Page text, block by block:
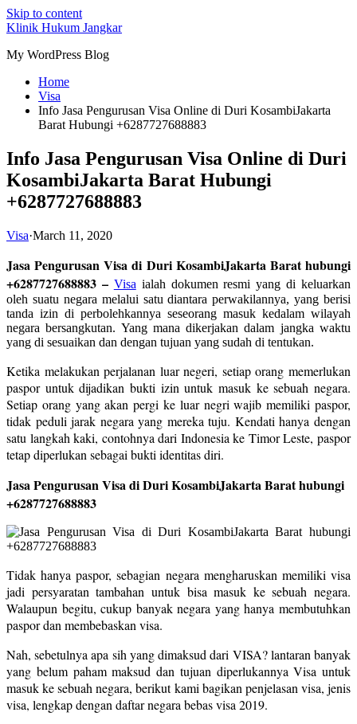
Skip to content
Klinik Hukum Jangkar
My WordPress Blog
Home
Visa
Info Jasa Pengurusan Visa Online di Duri KosambiJakarta
Barat Hubungi +6287727688883
Info Jasa Pengurusan Visa Online di Duri
KosambiJakarta Barat Hubungi
+6287727688883
Visa·March 11, 2020
Jasa Pengurusan Visa di Duri KosambiJakarta Barat hubungi
+6287727688883 – Visa ialah dokumen resmi yang di keluarkan
oleh suatu negara melalui satu diantara perwakilannya, yang berisi
tanda izin di perbolehkannya seseorang masuk kedalam wilayah
negara bersangkutan. Yang mana dikerjakan dalam jangka waktu
yang di sesuaikan dan dengan tujuan yang sudah di tentukan.
Ketika melakukan perjalanan luar negeri, setiap orang memerlukan
paspor untuk dijadikan bukti izin untuk masuk ke sebuah negara.
Setiap orang yang akan pergi ke luar negri wajib memiliki paspor,
tidak peduli jarak negara yang mereka tuju. Kendati hanya dengan
satu langkah kaki, contohnya dari Indonesia ke Timor Leste, paspor
tetap diperlukan sebagai bukti identitas diri.
Jasa Pengurusan Visa di Duri KosambiJakarta Barat hubungi
+6287727688883
Tidak hanya paspor, sebagian negara mengharuskan memiliki visa
jadi persyaratan tambahan untuk bisa masuk ke sebuah negara.
Walaupun begitu, cukup banyak negara yang hanya membutuhkan
paspor dan membebaskan visa.
Nah, sebetulnya apa sih yang dimaksud dari VISA? lantaran banyak
yang belum paham maksud dan tujuan diperlukannya Visa untuk
masuk ke sebuah negara, berikut kami bagikan penjelasan visa, jenis
visa, lengkap dengan daftar negara bebas visa 2019.